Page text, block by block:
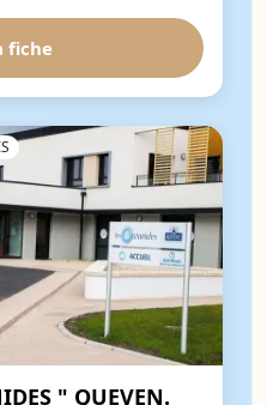
fiche
" QUEVEN.